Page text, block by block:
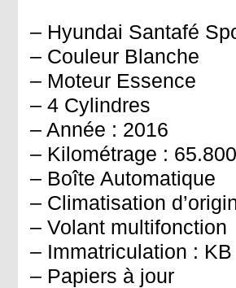
– Hyundai Santafé
– Couleur Blanche
– Moteur Essence
– 4 Cylindres
– Année : 2016
– Kilométrage :
– Boîte Automatique
– Climatisation
– Volant multifonction
– Immatriculation : KB
– Papiers à jour